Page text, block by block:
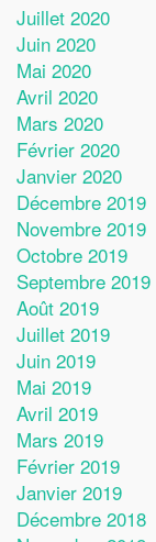
Juillet 2020
Juin 2020
Mai 2020
Avril 2020
Mars 2020
Février 2020
Janvier 2020
Décembre 2019
Novembre 2019
Octobre 2019
Septembre 2019
Août 2019
Juillet 2019
Juin 2019
Mai 2019
Avril 2019
Mars 2019
Février 2019
Janvier 2019
Décembre 2018